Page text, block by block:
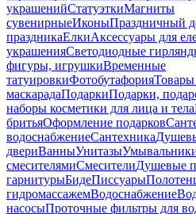
украшенийСтатуэткиМагниты
сувенирныеИконыПраздничный
праздникаЕлкиАксессуары для
украшенияСветодиодные
фигуры, игрушкиВременные
татуировкиФотобутафорияТовары
маскарадаПодаркиПодарки,
наборы косметики для лица и тела
бритьяОформление подарков
водоснабжениеСантехника
двериВанныУнитазы
смесителямиСмесителиДушевые
гарнитурыБидеПиссуары
гидромассажемВодоснабжение
насосыПроточные фильтры для